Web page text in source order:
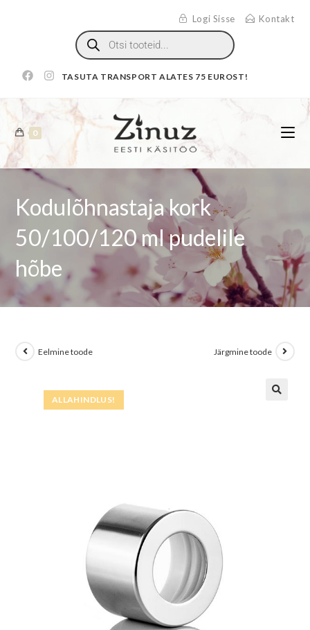
Logi Sisse Kontakt
TASUTA TRANSPORT ALATES 75 EUROST!
0
Kodulõhnastaja kork
50/100/120 ml pudelile
hõbe
ALLAHINDLUS!
Eelmine toode Järgmine toode